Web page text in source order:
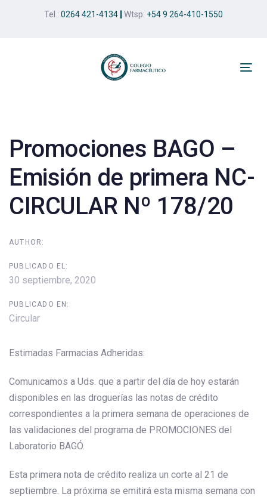
Tel.: 0264 421-4134 Wtsp: +54 9 264-410-1550
Promociones BAGO –
Emisión de primera NC-
CIRCULAR Nº 178/20
AUTHOR:
PUBLICADO EL:
30 septiembre, 2020
PUBLICADO EN:
Circular
Estimadas Farmacias Adheridas:
Comunicamos a Uds. que a partir del día de hoy estarán
disponibles en las droguerías las notas de crédito
correspondientes a la primera semana de operaciones de
las validaciones del programa de PROMOCIONES del
Laboratorio BAGÓ.
Esta primera nota de crédito realiza un corte al 21 de
septiembre. La próxima se emitirá esta misma semana con
navigation